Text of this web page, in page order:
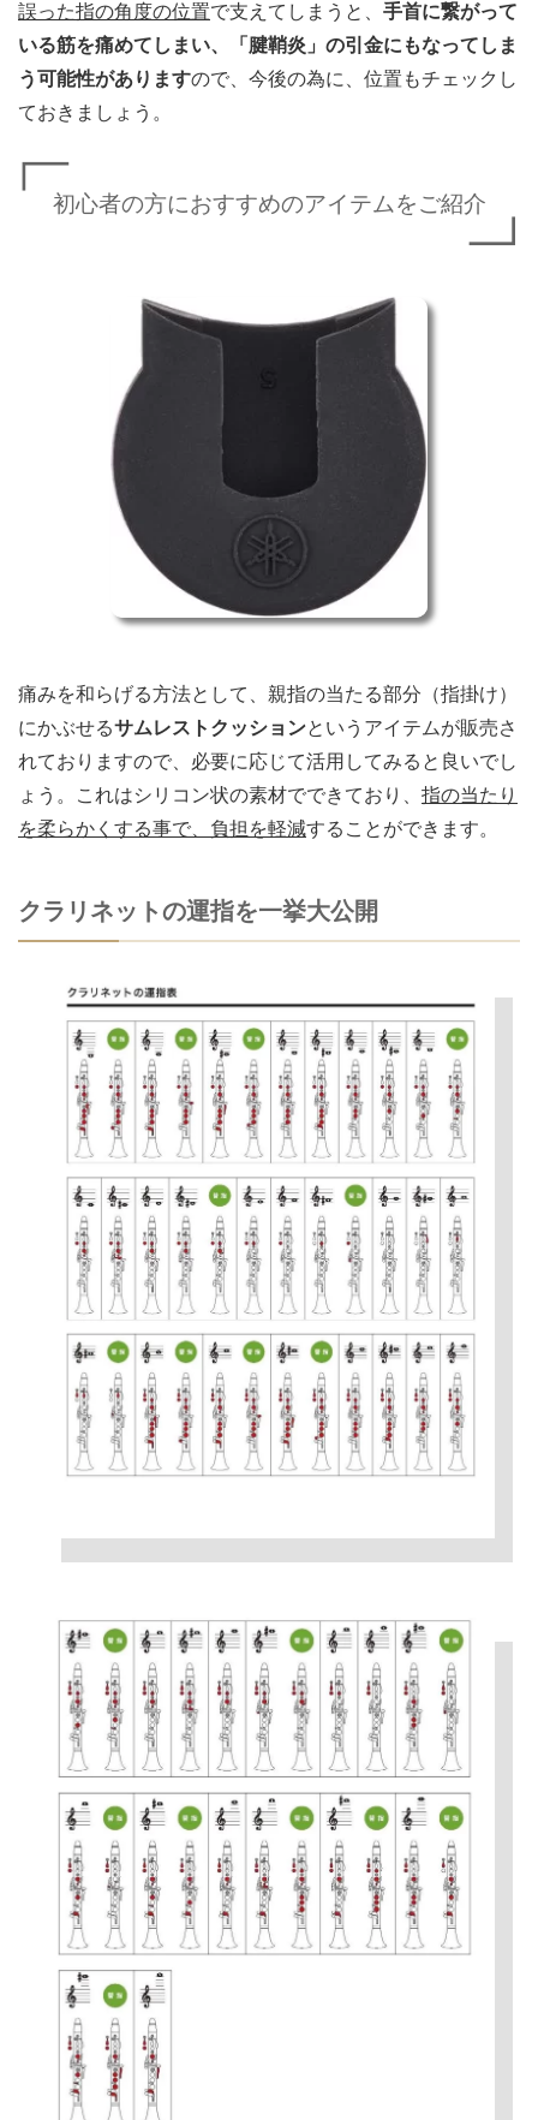
誤った指の角度の位置で支えてしまうと、 手首に繋がって
いる筋を痛めてしまい、「腱鞘炎」の引金にもなってしま
う可能性がありますので、今後の為に、位置もチェックし
ておきましょう。
初心者の方におすすめのアイテムをご紹介
痛みを和らげる方法として、親指の当たる部分（指掛け）
にかぶせるサムレストクッションというアイテムが販売さ
れておりますので、必要に応じて活用してみると良いでし
ょう。これはシリコン状の素材でできており、 指の当たり
を柔らかくする事で、負担を軽減することができます。
クラリネットの運指を一挙大公開